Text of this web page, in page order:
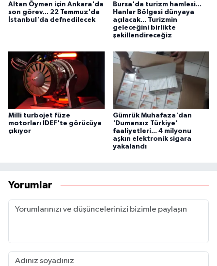
Altan Öymen için Ankara'da
son görev... 22 Temmuz'da
İstanbul'da defnedilecek
Bursa'da turizm hamlesi...
Hanlar Bölgesi dünyaya
açılacak... Turizmin
geleceğini birlikte
şekillendireceğiz
Milli turbojet füze
motorları IDEF'te görücüye
çıkıyor
Gümrük Muhafaza'dan
'Dumansız Türkiye'
faaliyetleri... 4 milyonu
aşkın elektronik sigara
yakalandı
Yorumlar